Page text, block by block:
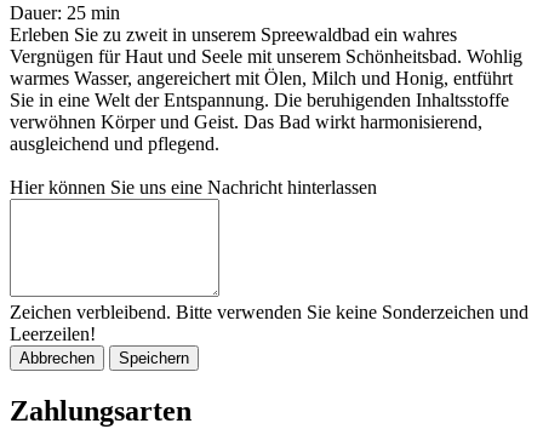
Dauer: 25 min
Erleben Sie zu zweit in unserem Spreewaldbad ein wahres
Vergnügen für Haut und Seele mit unserem Schönheitsbad. Wohlig
warmes Wasser, angereichert mit Ölen, Milch und Honig, entführt
Sie in eine Welt der Entspannung. Die beruhigenden Inhaltsstoffe
verwöhnen Körper und Geist. Das Bad wirkt harmonisierend,
ausgleichend und pflegend.
Hier können Sie uns eine Nachricht hinterlassen
Zeichen verbleibend. Bitte verwenden Sie keine Sonderzeichen und
Leerzeilen!
Abbrechen Speichern
Zahlungsarten